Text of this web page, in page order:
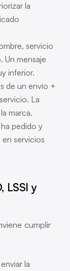
la
servicio
Un mensaje
inferior.
de un envío +
La
marca.
pedido y
servicios
LSSI y
cumplir
la